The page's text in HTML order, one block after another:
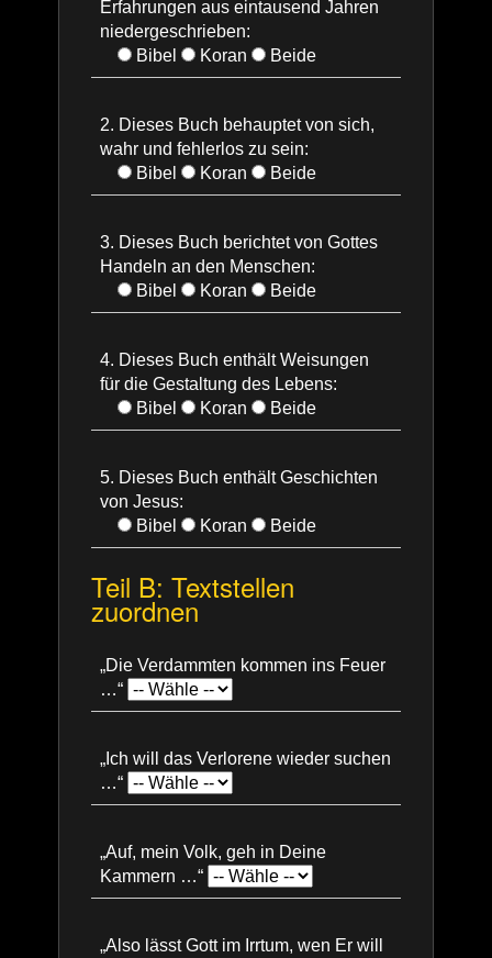
Erfahrungen aus eintausend Jahren
niedergeschrieben:
Bibel
Koran Beide
2. Dieses Buch behauptet von sich,
wahr und fehlerlos zu sein:
Bibel
Koran Beide
3. Dieses Buch berichtet von Gottes
Handeln an den Menschen:
Bibel
Koran Beide
4. Dieses Buch enthält Weisungen
für die Gestaltung des Lebens:
Bibel
Koran Beide
5. Dieses Buch enthält Geschichten
von Jesus:
Bibel
Koran Beide
Teil B: Textstellen
zuordnen
„Die Verdammten kommen ins Feuer
…“
„Ich will das Verlorene wieder suchen
…“
„Auf, mein Volk, geh in Deine
Kammern …“
„Also lässt Gott im Irrtum, wen Er will